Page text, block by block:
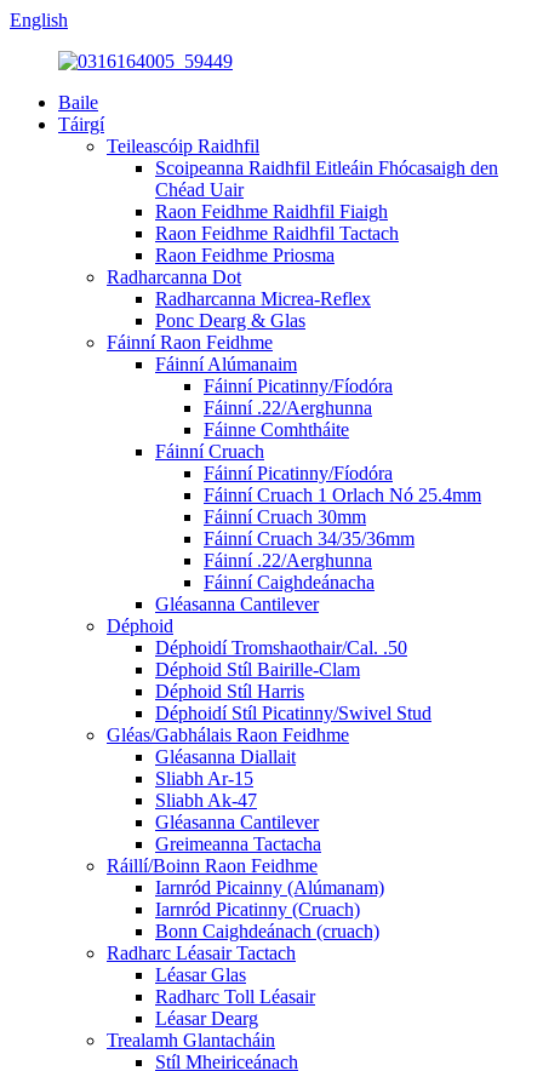
English
Baile
Táirgí
Teileascóip Raidhfil
Scoipeanna Raidhfil Eitleáin Fhócasaigh den
Chéad Uair
Raon Feidhme Raidhfil Fiaigh
Raon Feidhme Raidhfil Tactach
Raon Feidhme Priosma
Radharcanna Dot
Radharcanna Micrea-Reflex
Ponc Dearg & Glas
Fáinní Raon Feidhme
Fáinní Alúmanaim
Fáinní Picatinny/Fíodóra
Fáinní .22/Aerghunna
Fáinne Comhtháite
Fáinní Cruach
Fáinní Picatinny/Fíodóra
Fáinní Cruach 1 Orlach Nó 25.4mm
Fáinní Cruach 30mm
Fáinní Cruach 34/35/36mm
Fáinní .22/Aerghunna
Fáinní Caighdeánacha
Gléasanna Cantilever
Déphoid
Déphoidí Tromshaothair/Cal. .50
Déphoid Stíl Bairille-Clam
Déphoid Stíl Harris
Déphoidí Stíl Picatinny/Swivel Stud
Gléas/Gabhálais Raon Feidhme
Gléasanna Diallait
Sliabh Ar-15
Sliabh Ak-47
Gléasanna Cantilever
Greimeanna Tactacha
Ráillí/Boinn Raon Feidhme
Iarnród Picainny (Alúmanam)
Iarnród Picatinny (Cruach)
Bonn Caighdeánach (cruach)
Radharc Léasair Tactach
Léasar Glas
Radharc Toll Léasair
Léasar Dearg
Trealamh Glantacháin
Stíl Mheiriceánach